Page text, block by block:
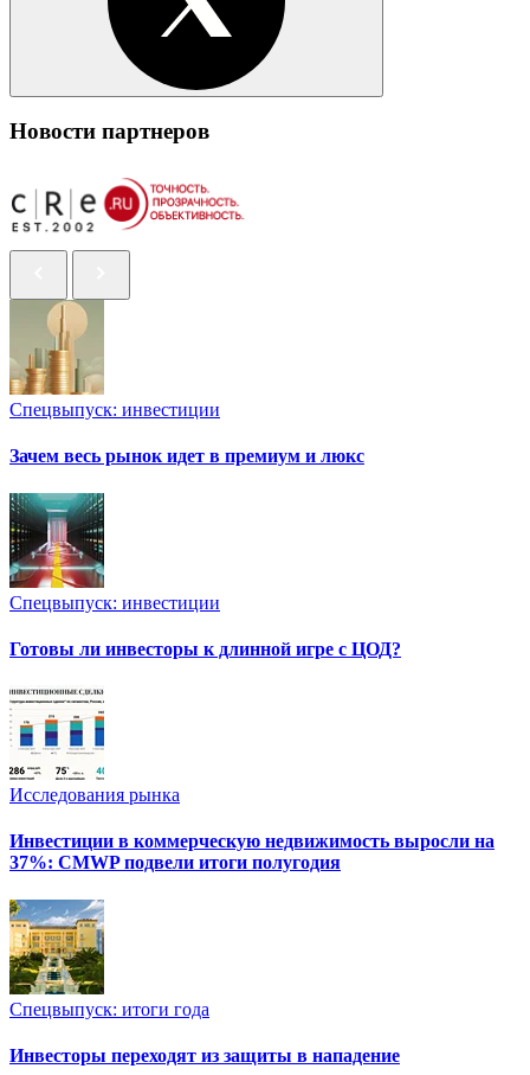
Новости партнеров
Спецвыпуск: инвестиции
Зачем весь рынок идет в премиум и люкс
Спецвыпуск: инвестиции
Готовы ли инвесторы к длинной игре с ЦОД?
Исследования рынка
Инвестиции в коммерческую недвижимость выросли на
37%: CMWP подвели итоги полугодия
Спецвыпуск: итоги года
Инвесторы переходят из защиты в нападение